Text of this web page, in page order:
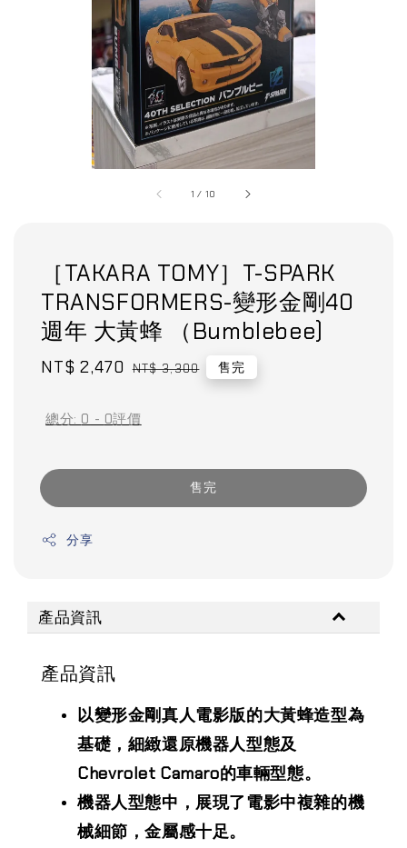
1 / 10
［TAKARA TOMY］T-SPARK
TRANSFORMERS-變形金剛40
週年 大黃蜂 （Bumblebee)
Sale
NT$ 2,470 Regular
NT$ 3,300 售完
總分: 0 - 0評價
售完
分享
產品資訊
產品資訊
以變形金剛真人電影版的大黃蜂造型為
基礎，細緻還原機器人型態及
Chevrolet Camaro的車輛型態。
機器人型態中，展現了電影中複雜的機
械細節，金屬感十足。